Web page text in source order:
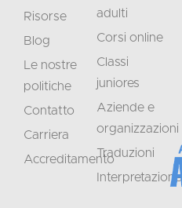
Risorse
Blog
Le nostre
politiche
Contatto
Carriera
Accreditamento
adulti
Corsi online
Classi
juniores
Aziende e
organizzazioni
Traduzioni
Interpretazione